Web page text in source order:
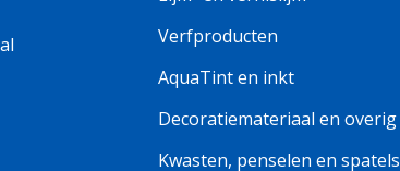
Verfproducten
AquaTint en inkt
Decoratiemateriaal en overig
Kwasten, penselen en spatels